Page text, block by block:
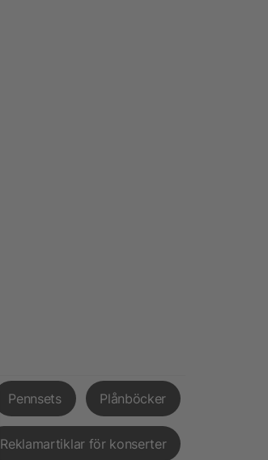
Pennsets Plånböcker
Reklamartiklar för konserter